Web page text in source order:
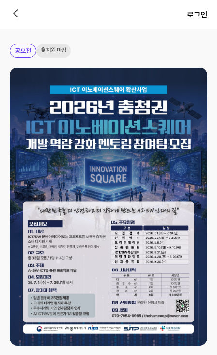
로그인
공모전 🔒 지원 마감